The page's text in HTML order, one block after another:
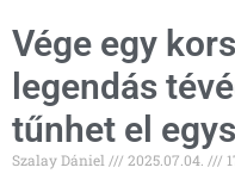
Vége egy
legendás
tűnhet el
Szalay Dániel 2025.07.04.